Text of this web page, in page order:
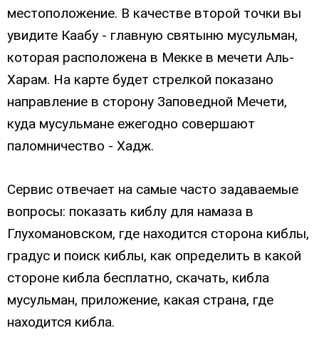
местоположение. В качестве второй точки вы
увидите Каабу - главную святыню мусульман,
которая расположена в Мекке в мечети Аль-
Харам. На карте будет стрелкой показано
направление в сторону Заповедной Мечети,
куда мусульмане ежегодно совершают
паломничество - Хадж.
Сервис отвечает на самые часто задаваемые
вопросы: показать киблу для намаза в
Глухoмановском, где находится сторона киблы,
градус и поиск киблы, как определить в какой
стороне кибла бесплатно, скачать, кибла
мусульман, приложение, какая страна, где
находится кибла.